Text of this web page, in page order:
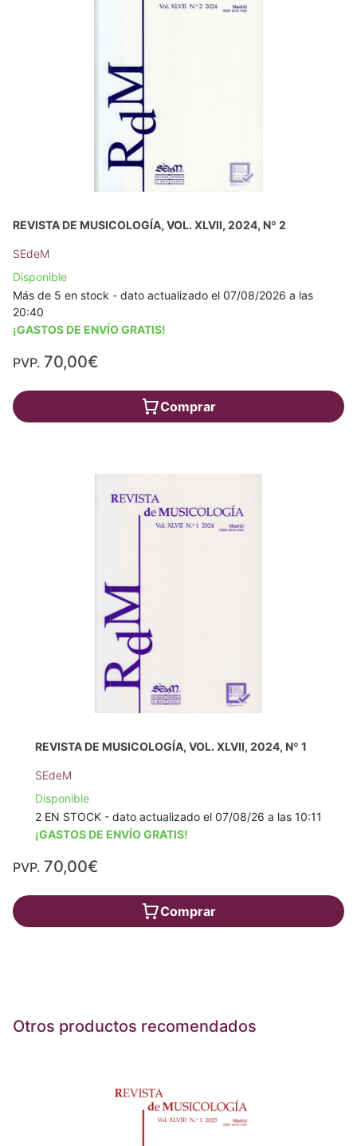
REVISTA DE MUSICOLOGÍA, VOL. XLVII, 2024, Nº 2
SEdeM
Disponible
Más de 5 en stock - dato actualizado el 07/08/2026 a las
20:40
¡GASTOS DE ENVÍO GRATIS!
PVP. 70,00€
Comprar
REVISTA DE MUSICOLOGÍA, VOL. XLVII, 2024, Nº 1
SEdeM
Disponible
2 EN STOCK - dato actualizado el 07/08/26 a las 10:11
¡GASTOS DE ENVÍO GRATIS!
PVP. 70,00€
Comprar
Otros productos recomendados